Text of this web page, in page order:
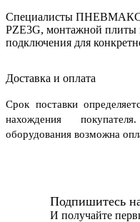
Специалисты ПНЕВМАКС
PZE3G, монтажной плиты
подключения для
Доставка и оплата
Срок поставки
нахождения
оборудования возможна
Подпишитесь
И получайте